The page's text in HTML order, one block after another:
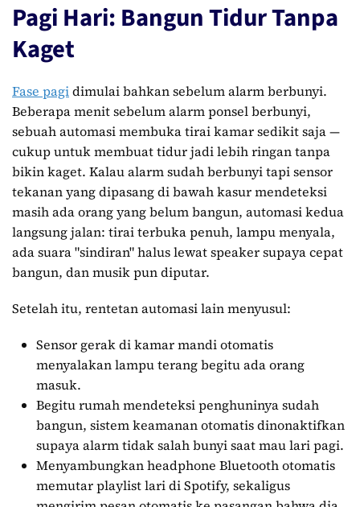
Pagi Hari: Bangun Tidur Tanpa
Kaget
Fase pagidimulai bahkan sebelum alarm berbunyi.
Beberapa menit sebelum alarm ponsel berbunyi,
sebuah automasi membuka tirai kamar sedikit saja —
cukup untuk membuat tidur jadi lebih ringan tanpa
bikin kaget. Kalau alarm sudah berbunyi tapi sensor
tekanan yang dipasang di bawah kasur mendeteksi
masih ada orang yang belum bangun, automasi kedua
langsung jalan: tirai terbuka penuh, lampu menyala,
ada suara "sindiran" halus lewat speaker supaya cepat
bangun, dan musik pun diputar.
Setelah itu, rentetan automasi lain menyusul:
Sensor gerak di kamar mandi otomatis
menyalakan lampu terang begitu ada orang
masuk.
Begitu rumah mendeteksi penghuninya sudah
bangun, sistem keamanan otomatis dinonaktifkan
supaya alarm tidak salah bunyi saat mau lari pagi.
Menyambungkan headphone Bluetooth otomatis
memutar playlist lari di Spotify, sekaligus